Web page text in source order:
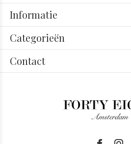
Informatie
Categorieën
Contact